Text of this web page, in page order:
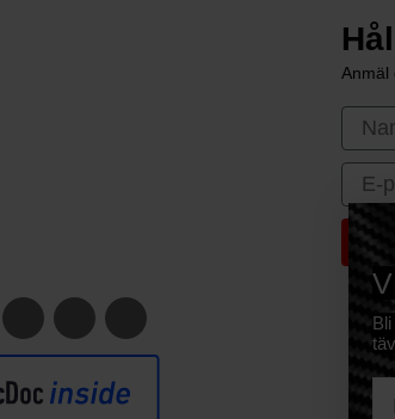
Anmäl
First
Email